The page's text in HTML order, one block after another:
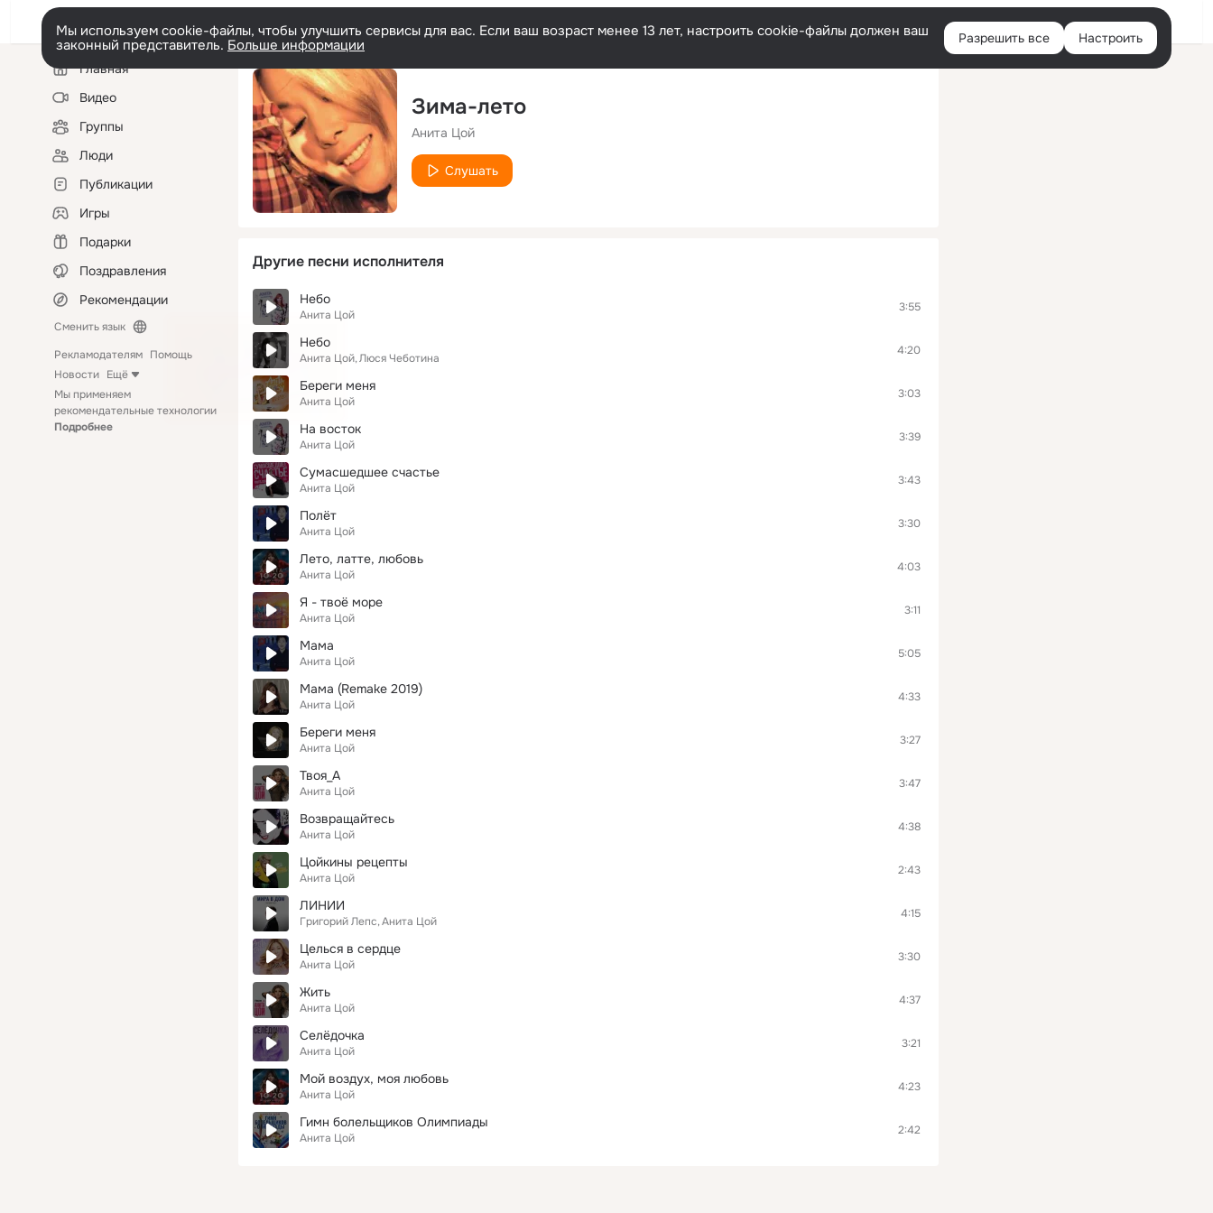
Войти
Мы используем cookie-файлы, чтобы улучшить сервисы для вас. Если ваш возраст менее 13 лет, настроить cookie-файлы должен ваш
законный представитель. Больше информации Разрешить все Настроить
Левая
колонкаГлавная
Видео
Группы
Люди
Публикации
Игры
Подарки
Поздравления
Рекомендации
Сменить язык
Рекламодателям Помощь
Новости Ещё
Мы применяем
рекомендательные технологии
Подробнее
Зима-лето
Анита Цой
Слушать
Другие песни исполнителя
Небо
Анита Цой
3:55
Небо
Анита Цой Люся Чеботина
4:20
Береги меня
Анита Цой
3:03
На восток
Анита Цой
3:39
Сумасшедшее счастье
Анита Цой
3:43
Полёт
Анита Цой
3:30
Лето, латте, любовь
Анита Цой
4:03
Я - твоё море
Анита Цой
3:11
Мама
Анита Цой
5:05
Мама (Remake 2019)
Анита Цой
4:33
Береги меня
Анита Цой
3:27
Твоя_А
Анита Цой
3:47
Возвращайтесь
Анита Цой
4:38
Цойкины рецепты
Анита Цой
2:43
ЛИНИИ
Григорий Лепс Анита Цой
4:15
Целься в сердце
Анита Цой
3:30
Жить
Анита Цой
4:37
Селёдочка
Анита Цой
3:21
Мой воздух, моя любовь
Анита Цой
4:23
Гимн болельщиков Олимпиады
Анита Цой
2:42